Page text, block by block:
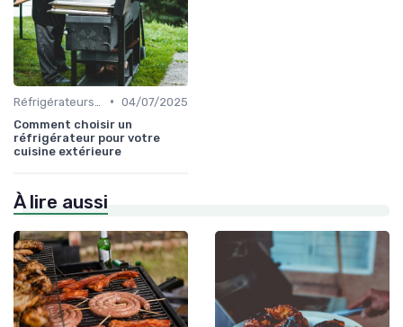
• 04/07/2025
Comment choisir un
réfrigérateur pour votre
cuisine extérieure
À lire aussi